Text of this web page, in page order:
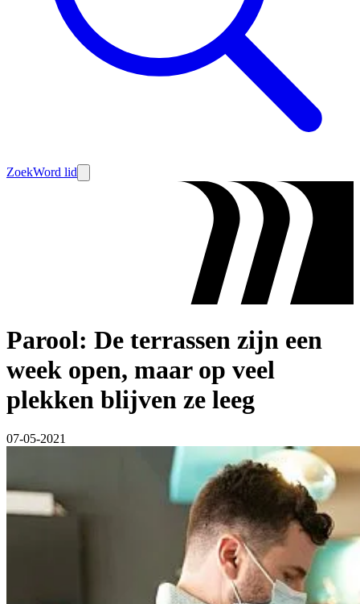
ZoekWord lid
Parool: De terrassen zijn een
week open, maar op veel
plekken blijven ze leeg
07-05-2021